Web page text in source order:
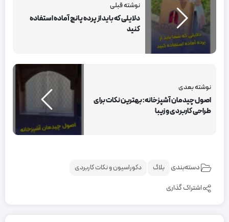
نوشته قبلی
دلایلی که باید از پرده پانچ آماده استفاده
کنید
نوشته بعدی
اصول چیدمان آشپزخانه: بهترین نکات برای
طراحی کاربردی و زیبا
دسته‌بندی بلاگ دکوراسیون و نکات کاربردی
اشتراک گذاری